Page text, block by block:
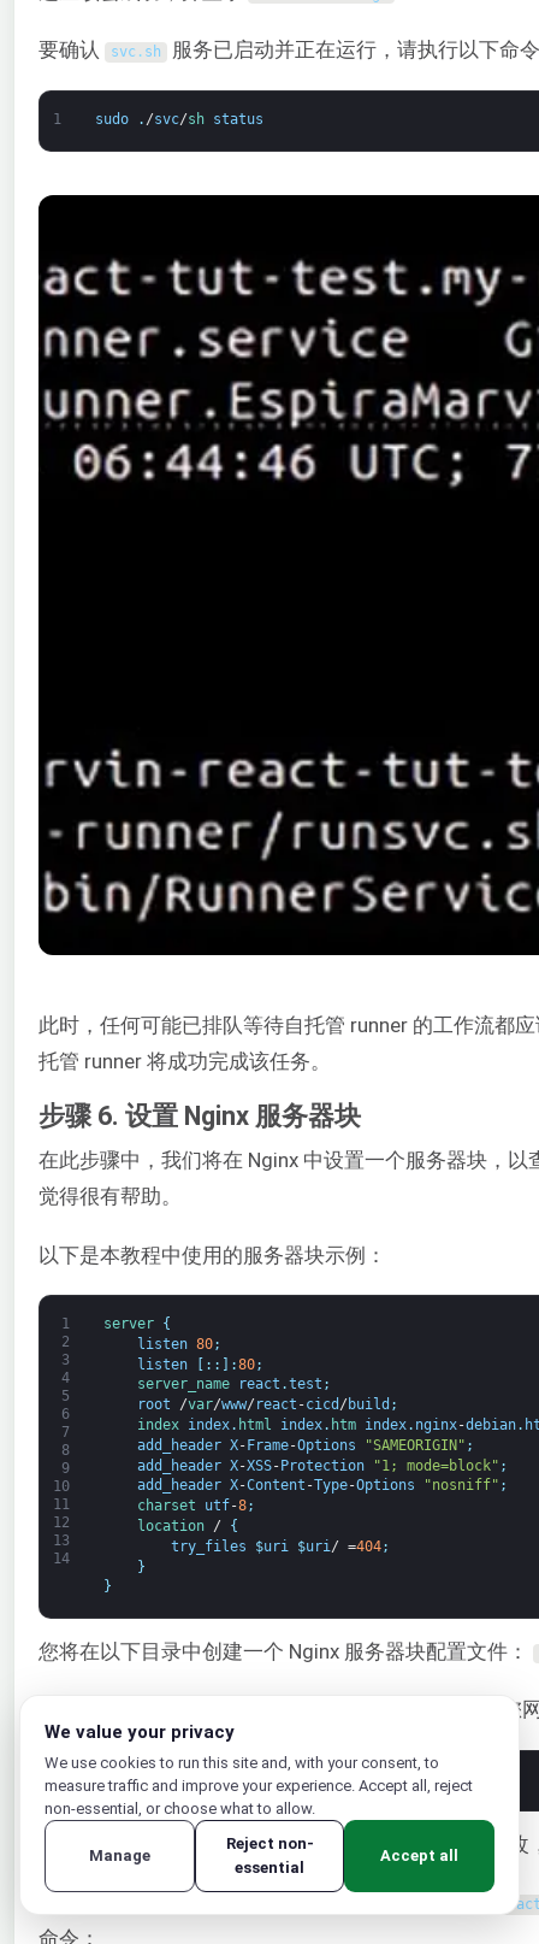
要确认 svc . sh 服务已启动并正在运行，请执行以下命
1 sudo . /svc/sh status
此时，任何可能已排队等待自托管 runner 的工作流都
托管 runner 将成功完成该任务。
步骤 6. 设置 Nginx 服务器块
在此步骤中，我们将在 Nginx 中设置一个服务器块，
觉得很有帮助。
以下是本教程中使用的服务器块示例：
1
2
3
4
5
6
7
8
9
10
11
12
13
14
server
{
listen 80;
listen
[ : : ] :80;
server_name
react .test ;
root
/var/www/ react -cicd / build ;
index index. html index. htm index. nginx-debian.
add_header X-Frame-Options "SAMEORIGIN" ;
add_header X-XSS-Protection "1; mode=block" ;
add_header X-Content -Type-Options "nosniff" ;
charset
utf-8;
location
/
{
try_files
$uri $uri / =404;
}
}
您将在以下目录中创建一个 Nginx 服务器块配置文件：
使用以下命令，用 nano 编辑器打开一个文件来配置您
sudo nano / - available / react - cicd
复制上面共享的服务器块并根据您的目录路径进行修
命令：
We value your privacy
We use cookies to run this site and, with your consent, to
measure traffic and improve your experience. Accept all, reject
non-essential, or choose what to allow.
Manage
Reject non-
essential
Accept all